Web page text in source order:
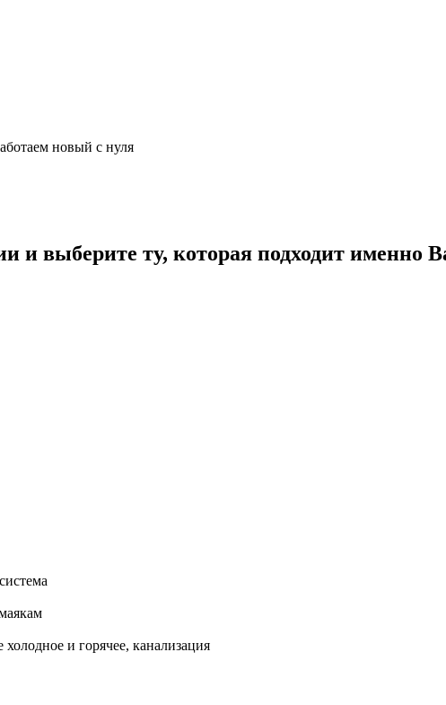
новый с нуля
и выберите ту, которая подходит именно
и горячее, канализация